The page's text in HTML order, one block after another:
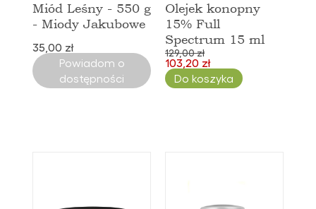
Miód Leśny - 550 g
- Miody Jakubowe
35,00 zł
Powiadom o
dostępności
Olejek konopny
15% Full
Spectrum 15 ml
129,00 zł
103,20 zł
Do koszyka